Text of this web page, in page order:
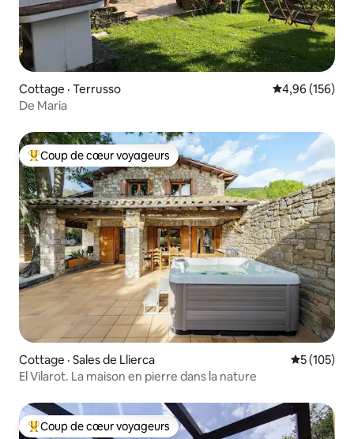
Cottage · Terrusso Note
4,96 (156)
De Maria
Coup de cœur voyageurs parmi les plus aimés
Coup de cœur voyageurs
Cottage · Sales de Llierca Note
5 (105)
El Vilarot. La maison en pierre dans la nature
Coup de cœur voyageurs parmi les plus aimés
Coup de cœur voyageurs